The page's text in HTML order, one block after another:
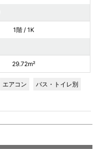
1階 / 1K
29.72m²
エアコン
バス・トイレ別